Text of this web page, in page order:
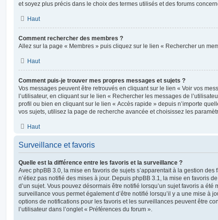
et soyez plus précis dans le choix des termes utilisés et des forums
Haut
Comment rechercher des membres ?
Allez sur la page « Membres » puis cliquez sur le lien « Rechercher un
Haut
Comment puis-je trouver mes propres messages et sujets ?
Vos messages peuvent être retrouvés en cliquant sur le lien « Voir vos
l’utilisateur, en cliquant sur le lien « Rechercher les messages de
profil ou bien en cliquant sur le lien « Accès rapide » depuis n’importe
vos sujets, utilisez la page de recherche avancée et choisissez les
Haut
Surveillance et favoris
Quelle est la différence entre les favoris et la surveillance ?
Avec phpBB 3.0, la mise en favoris de sujets s’apparentait à la gestion des
n’étiez pas notifié des mises à jour. Depuis phpBB 3.1, la mise en favoris
d’un sujet. Vous pouvez désormais être notifié lorsqu’un sujet favoris a été
surveillance vous permet également d’être notifié lorsqu’il y a une mise à
options de notifications pour les favoris et les surveillances peuvent être
l’utilisateur dans l’onglet « Préférences du forum ».